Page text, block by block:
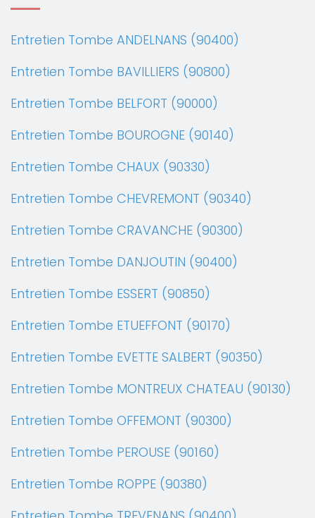
Entretien Tombe ANDELNANS (90400)
Entretien Tombe BAVILLIERS (90800)
Entretien Tombe BELFORT (90000)
Entretien Tombe BOUROGNE (90140)
Entretien Tombe CHAUX (90330)
Entretien Tombe CHEVREMONT (90340)
Entretien Tombe CRAVANCHE (90300)
Entretien Tombe DANJOUTIN (90400)
Entretien Tombe ESSERT (90850)
Entretien Tombe ETUEFFONT (90170)
Entretien Tombe EVETTE SALBERT (90350)
Entretien Tombe MONTREUX CHATEAU (90130)
Entretien Tombe OFFEMONT (90300)
Entretien Tombe PEROUSE (90160)
Entretien Tombe ROPPE (90380)